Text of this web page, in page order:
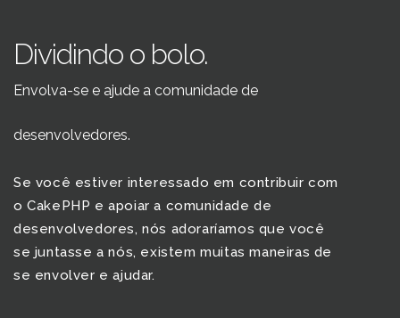
Dividindo o bolo.
Envolva-se e ajude a comunidade de
desenvolvedores.
Se você estiver interessado em contribuir com
o CakePHP e apoiar a comunidade de
desenvolvedores, nós adoraríamos que você
se juntasse a nós, existem muitas maneiras de
se envolver e ajudar.